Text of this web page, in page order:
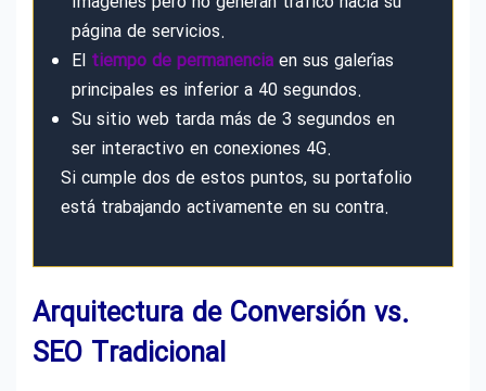
página de servicios.
El tiempo de permanencia en sus galerías
principales es inferior a 40 segundos.
Su sitio web tarda más de 3 segundos en
ser interactivo en conexiones 4G.
Si cumple dos de estos puntos, su portafolio
está trabajando activamente en su contra.
Arquitectura de Conversión vs.
SEO Tradicional